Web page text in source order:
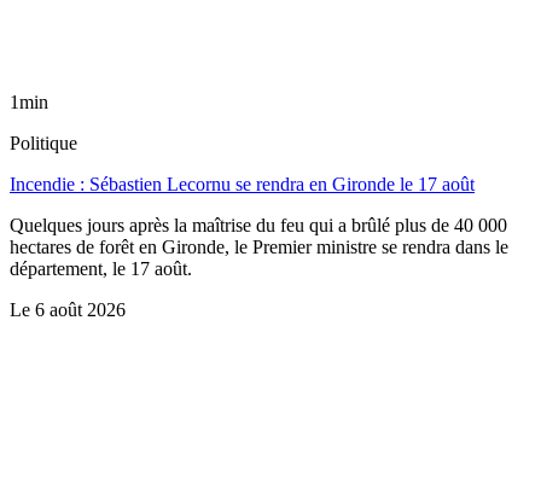
1min
Politique
Incendie : Sébastien Lecornu se rendra en Gironde le 17 août
Quelques jours après la maîtrise du feu qui a brûlé plus de 40 000
hectares de forêt en Gironde, le Premier ministre se rendra dans le
département, le 17 août.
Le 6 août 2026